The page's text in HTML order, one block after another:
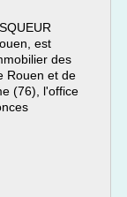
est
des
Rouen et de
(76), l'office